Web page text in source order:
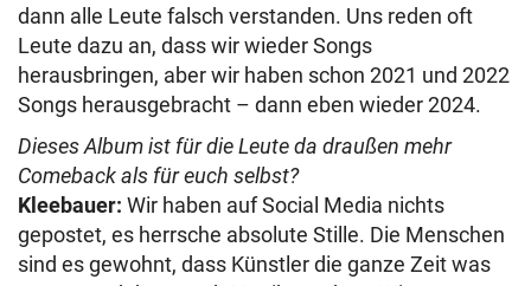
dann alle Leute falsch verstanden. Uns reden oft
Leute dazu an, dass wir wieder Songs
herausbringen, aber wir haben schon 2021 und 2022
Songs herausgebracht – dann eben wieder 2024.
Dieses Album ist für die Leute da draußen mehr
Comeback als für euch selbst?
Kleebauer: Wir haben auf Social Media nichts
gepostet, es herrsche absolute Stille. Die Menschen
sind es gewohnt, dass Künstler die ganze Zeit was